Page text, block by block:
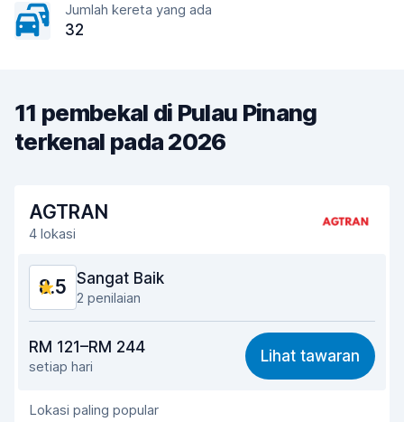
Jumlah kereta yang ada
32
11 pembekal di Pulau Pinang
terkenal pada 2026
AGTRAN
4 lokasi
8.5 Sangat Baik
2 penilaian
8.4
Mudah dicari 8.2
Kesediaan ejen membantu
RM 121–RM 244
setiap hari
Lihat tawaran
Lokasi paling popular